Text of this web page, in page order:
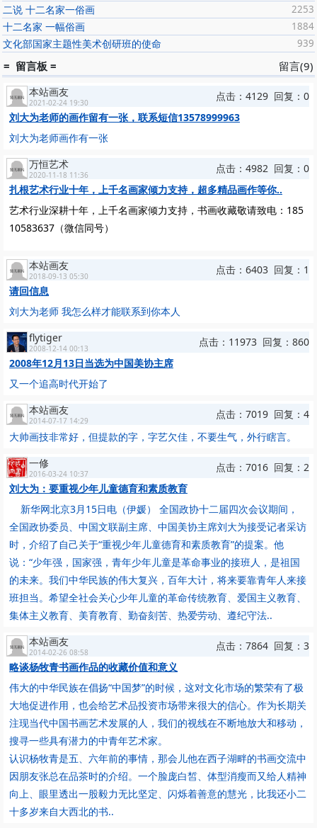
2253
二说 十二名家一俗画
1884
十二名家 一幅俗画
939
文化部国家主题性美术创研班的使命
留言(9)
= 留言板 =
本站画友
2021-02-24 19:30
点击：4129 回复：0
刘大为老师的画作留有一张，联系短信13578999963
刘大为老师画作有一张
万恒艺术
2020-11-18 11:36
点击：4982 回复：0
扎根艺术行业十年，上千名画家倾力支持，超多精品画作等你..
艺术行业深耕十年，上千名画家倾力支持，书画收藏敬请致电：185
10583637（微信同号）
本站画友
2018-09-13 05:30
点击：6403 回复：1
请回信息
刘大为老师 我怎么样才能联系到你本人
flytiger
2008-12-14 00:13
点击：11973 回复：860
2008年12月13日当选为中国美协主席
又一个追高时代开始了
本站画友
2014-07-17 14:29
点击：7019 回复：4
大帅画技非常好，但提款的字，字艺欠佳，不要生气，外行瞎言。
一修
2016-03-24 10:37
点击：7016 回复：2
刘大为：要重视少年儿童德育和素质教育
新华网北京3月15日电（伊媛） 全国政协十二届四次会议期间，
全国政协委员、中国文联副主席、中国美协主席刘大为接受记者采访
时，介绍了自己关于“重视少年儿童德育和素质教育”的提案。他
说：“少年强，国家强，青年少年儿童是革命事业的接班人，是祖国
的未来。我们中华民族的伟大复兴，百年大计，将来要靠青年人来接
班担当。希望全社会关心少年儿童的革命传统教育、爱国主义教育、
集体主义教育、美育教育、勤奋刻苦、热爱劳动、遵纪守法..
本站画友
2014-02-26 08:58
点击：7864 回复：3
略谈杨牧青书画作品的收藏价值和意义
伟大的中华民族在倡扬“中国梦”的时候，这对文化市场的繁荣有了极
大地促进作用，也会给艺术品投资市场带来很大的信心。作为长期关
注现当代中国书画艺术发展的人，我们的视线在不断地放大和移动，
搜寻一些具有潜力的中青年艺术家。
认识杨牧青是五、六年前的事情，那会儿他在西子湖畔的书画交流中
因朋友张总在品茶时的介绍。一个脸庞白皙、体型消瘦而又给人精神
向上、眼里透出一股毅力无比坚定、闪烁着善意的慧光，比我还小二
十多岁来自大西北的书..